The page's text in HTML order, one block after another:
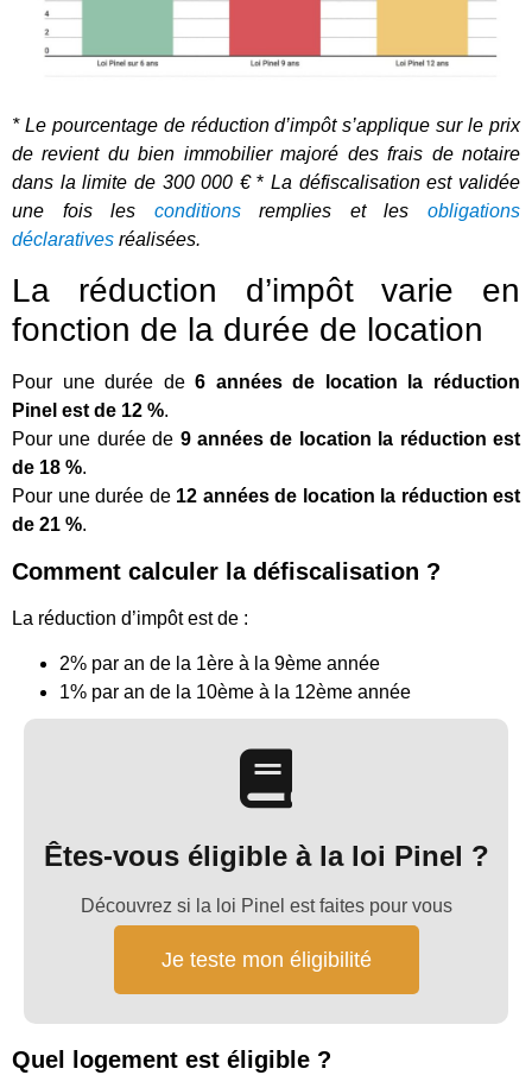
* Le pourcentage de réduction d’impôt s’applique sur le prix
de revient du bien immobilier majoré des frais de notaire
dans la limite de 300 000 €*La défiscalisation est validée
une fois les conditionsremplies et lesobligations
déclaratives réalisées.
La réduction d’impôt varie en
fonction de la durée de location
Pour une durée de6 années de location la réduction
Pinel est de 12 %.
Pour une durée de 9 années de location la réduction est
de 18 %.
Pour une durée de 12 années de location la réduction est
de 21 %.
Comment calculer la défiscalisation ?
La réduction d’impôt est de :
2% par an de la 1ère à la 9ème année
1% par an de la 10ème à la 12ème année
Êtes-vous éligible à la loi Pinel ?
Découvrez si la loi Pinel est faites pour vous
Je teste mon éligibilité
Quel logement est éligible ?